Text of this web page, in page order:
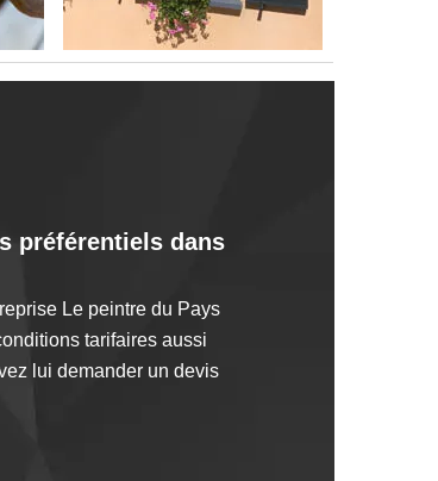
préférentiels dans
Le peintre du Pays
tarifaires aussi
lui demander un devis